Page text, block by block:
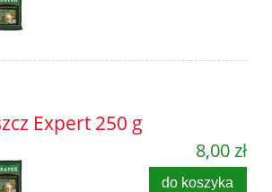
Expert 250 g
8,00 zł
do koszyka